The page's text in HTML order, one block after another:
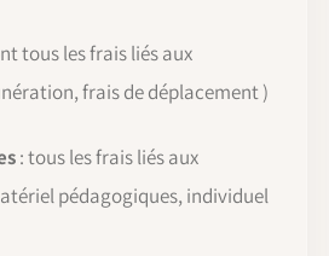
tous les frais liés aux
frais de déplacement )
: tous les frais liés aux
pédagogiques, individuel